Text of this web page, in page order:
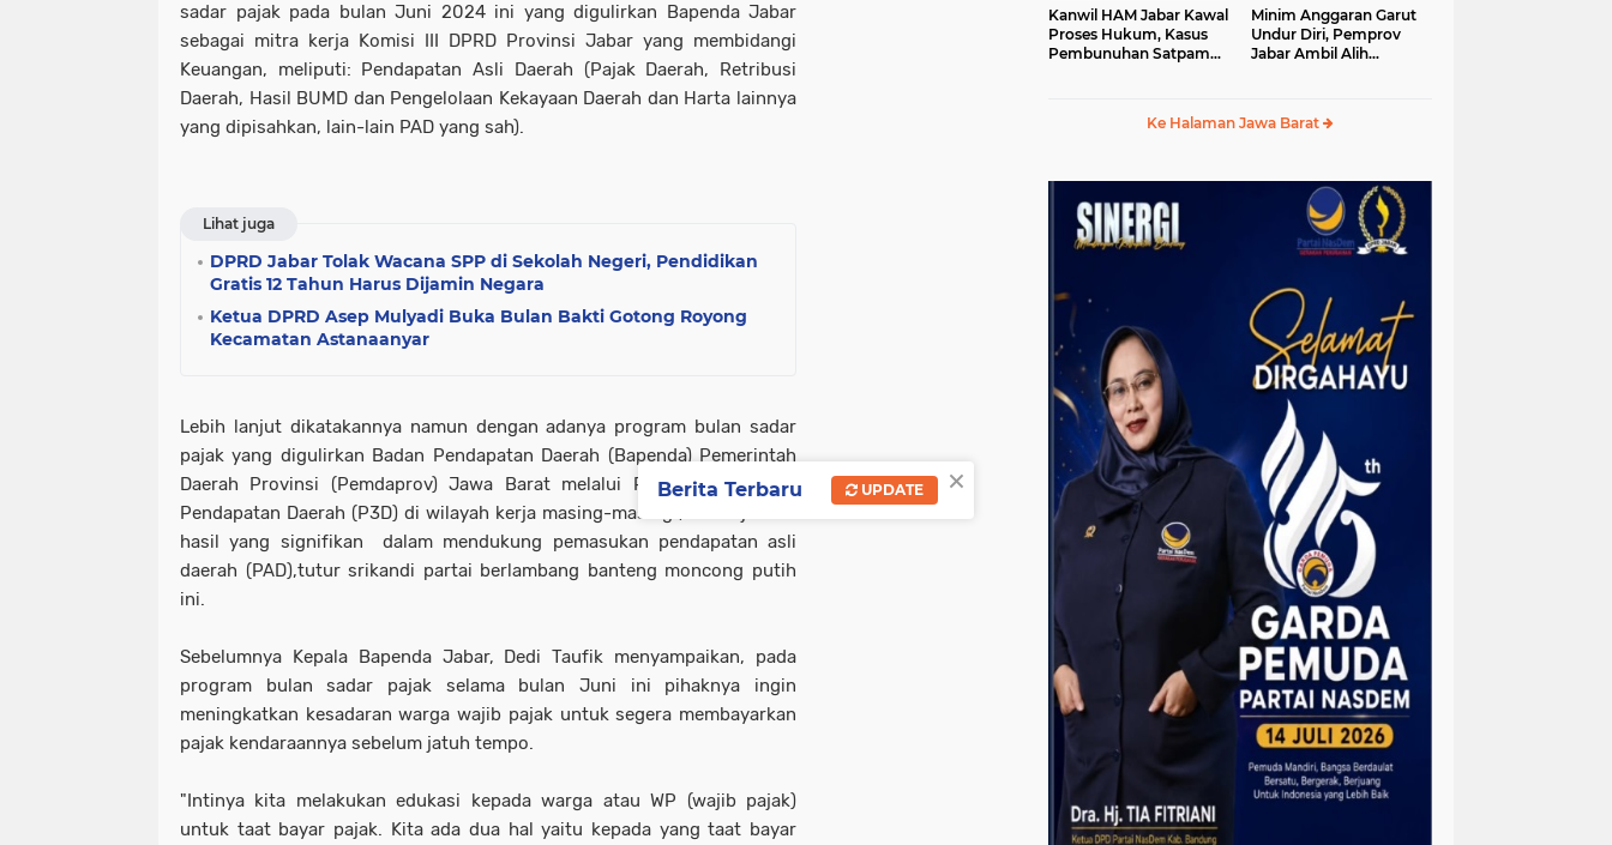
sadar pajak pada bulan Juni 2024 ini yang digulirkan Bapenda Jabar
sebagai mitra kerja Komisi III DPRD Provinsi Jabar yang membidangi
Keuangan, meliputi: Pendapatan Asli Daerah (Pajak Daerah, Retribusi
Daerah, Hasil BUMD dan Pengelolaan Kekayaan Daerah dan Harta lainnya
yang dipisahkan, lain-lain PAD yang sah).
Lihat juga
DPRD Jabar Tolak Wacana SPP di Sekolah Negeri, Pendidikan
Gratis 12 Tahun Harus Dijamin Negara
Ketua DPRD Asep Mulyadi Buka Bulan Bakti Gotong Royong
Kecamatan Astanaanyar
Lebih lanjut dikatakannya namun dengan adanya program bulan sadar
pajak yang digulirkan Badan Pendapatan Daerah (Bapenda) Pemerintah
Daerah Provinsi (Pemdaprov) Jawa Barat melalui Pusat Pengelolaan
Pendapatan Daerah (P3D) di wilayah kerja masing-masing ,menunjukkan
hasil yang signifikan dalam mendukung pemasukan pendapatan asli
daerah (PAD),tutur srikandi partai berlambang banteng moncong putih
ini.
Sebelumnya Kepala Bapenda Jabar, Dedi Taufik menyampaikan, pada
program bulan sadar pajak selama bulan Juni ini pihaknya ingin
meningkatkan kesadaran warga wajib pajak untuk segera membayarkan
pajak kendaraannya sebelum jatuh tempo.
"Intinya kita melakukan edukasi kepada warga atau WP (wajib pajak)
untuk taat bayar pajak. Kita ada dua hal yaitu kepada yang taat bayar
Kanwil HAM Jabar Kawal
Proses Hukum, Kasus
Pembunuhan Satpam
Minim Anggaran Garut
Undur Diri, Pemprov
Jabar Ambil Alih
Ke Halaman Jawa Barat
×
Berita Terbaru UPDATE